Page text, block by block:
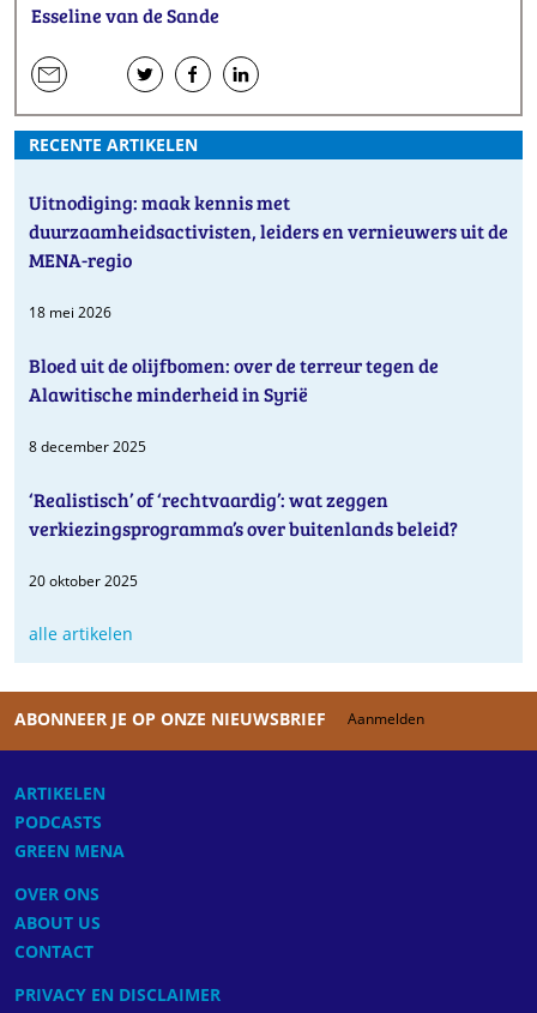
Esseline van de Sande
een
e-
mail
websitehen
op
Twitter
hen
op
Facebook
hen
op
LinkedIn
RECENTE ARTIKELEN
Uitnodiging: maak kennis met
duurzaamheidsactivisten, leiders en vernieuwers uit de
MENA-regio
18 mei 2026
Bloed uit de olijfbomen: over de terreur tegen de
Alawitische minderheid in Syrië
8 december 2025
‘Realistisch’ of ‘rechtvaardig’: wat zeggen
verkiezingsprogramma’s over buitenlands beleid?
20 oktober 2025
alle artikelen
ABONNEER JE OP ONZE NIEUWSBRIEF Aanmelden
ARTIKELEN
PODCASTS
GREEN MENA
OVER ONS
ABOUT US
CONTACT
PRIVACY EN DISCLAIMER